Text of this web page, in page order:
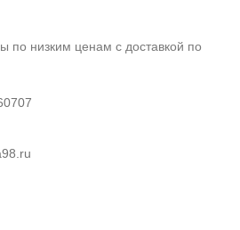
по низким ценам с доставкой по